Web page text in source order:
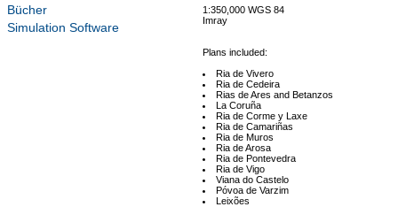
Bücher
Simulation Software
1:350,000 WGS 84
Imray
Plans included:
Ria de Vivero
Ria de Cedeira
Rias de Ares and Betanzos
La Coruña
Ria de Corme y Laxe
Ria de Camariñas
Ria de Muros
Ria de Arosa
Ria de Pontevedra
Ria de Vigo
Viana do Castelo
Póvoa de Varzim
Leixões